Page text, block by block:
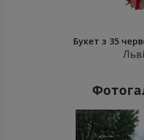
Букет з 35